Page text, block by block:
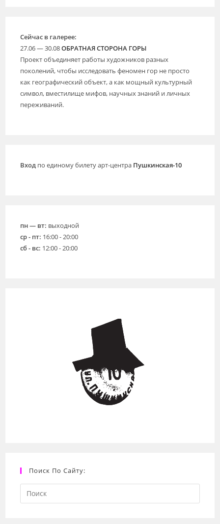
Сейчас в галерее:
27.06 — 30.08ОБРАТНАЯ СТОРОНА ГОРЫ
Проект объединяет работы художников разных
поколений, чтобы исследовать феномен гор не просто
как географический объект, а как мощный культурный
символ, вместилище мифов, научных знаний и личных
переживаний.
Вход по единому билету арт-центра Пушкинская-10
пн — вт: выходной
ср - пт: 16:00 - 20:00
сб - вс: 12:00 - 20:00
Поиск По Сайту:
Search
this